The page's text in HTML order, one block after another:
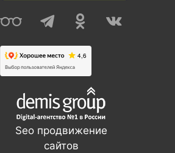
Seo продвижение
сайтов